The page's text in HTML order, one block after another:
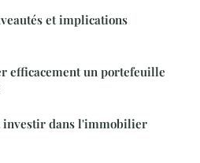
et implications
efficacement un portefeuille
investir dans l'immobilier